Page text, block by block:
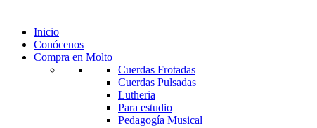
Inicio
Conócenos
Compra en Molto
Cuerdas Frotadas
Cuerdas Pulsadas
Lutheria
Para estudio
Pedagogía Musical